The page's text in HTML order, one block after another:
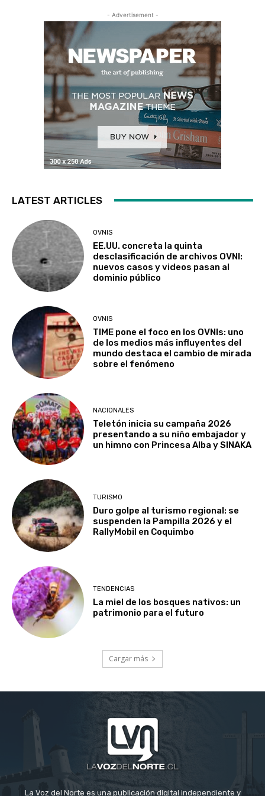
- Advertisement -
LATEST ARTICLES
OVNIS
EE.UU. concreta la quinta
desclasificación de archivos OVNI:
nuevos casos y videos pasan al
dominio público
OVNIS
TIME pone el foco en los OVNIs: uno
de los medios más influyentes del
mundo destaca el cambio de mirada
sobre el fenómeno
NACIONALES
Teletón inicia su campaña 2026
presentando a su niño embajador y
un himno con Princesa Alba y SINAKA
TURISMO
Duro golpe al turismo regional: se
suspenden la Pampilla 2026 y el
RallyMobil en Coquimbo
TENDENCIAS
La miel de los bosques nativos: un
patrimonio para el futuro
Cargar más
La Voz del Norte es una publicación digital independiente y